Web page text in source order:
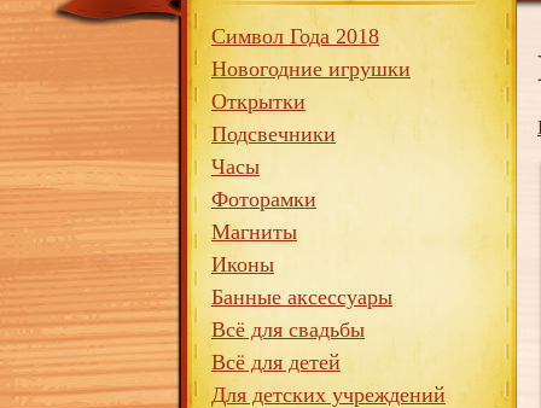
Символ Года 2018
Новогодние игрушки
Открытки
Подсвечники
Часы
Фоторамки
Магниты
Иконы
Банные аксессуары
Всё для свадьбы
Всё для детей
Для детских учреждений